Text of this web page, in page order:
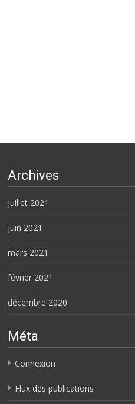
Archives
juillet 2021
juin 2021
mars 2021
février 2021
décembre 2020
Méta
Connexion
Flux des publications